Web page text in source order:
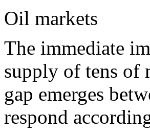
Oil markets
The immediate
supply of tens of
gap emerges
respond